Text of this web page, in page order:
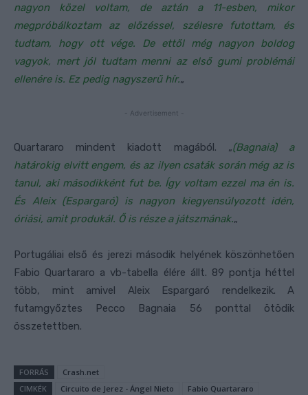
nagyon közel voltam, de aztán a 11-esben, mikor
megpróbálkoztam az előzéssel, szélesre futottam, és
tudtam, hogy ott vége. De ettől még nagyon boldog
vagyok, mert jól tudtam menni az első gumi problémái
ellenére is. Ez pedig nagyszerű hír.„
- Advertisement -
Quartararo mindent kiadott magából. „(Bagnaia) a
határokig elvitt engem, és az ilyen csaták során még az is
tanul, aki másodikként fut be. Így voltam ezzel ma én is.
És Aleix (Espargaró) is nagyon kiegyensúlyozott idén,
óriási, amit produkál. Ő is része a játszmának.„
Portugáliai első és jerezi második helyének köszönhetően
Fabio Quartararo a vb-tabella élére állt. 89 pontja héttel
több, mint amivel Aleix Espargaró rendelkezik. A
futamgyőztes Pecco Bagnaia 56 ponttal ötödik
összetettben.
FORRÁS
Crash.net
CIMKÉK
Circuito de Jerez - Ángel Nieto
Fabio Quartararo